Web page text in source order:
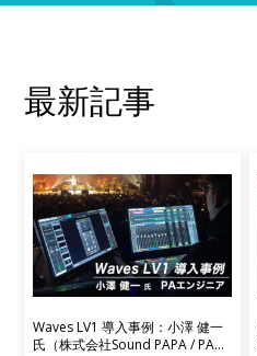
最新記事
Waves LV1 導入事例：小澤 健一
氏（株式会社Sound PAPA / PAエ